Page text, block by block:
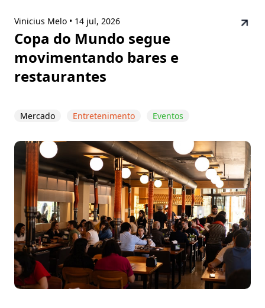
Vinicius Melo • 14 jul, 2026
Copa do Mundo segue
movimentando bares e
restaurantes
Mercado Entretenimento Eventos